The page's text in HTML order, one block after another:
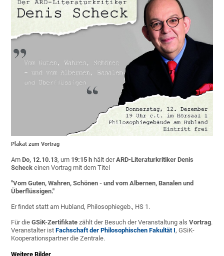
Plakat zum Vortrag
AmDo, 12.10.13, um 19:15 h hält derARD-Literaturkritiker Denis
Scheck einen Vortrag mit dem Titel
"Vom Guten, Wahren, Schönen - und vom Albernen, Banalen und
Überflüssigen."
Er findet statt am Hubland, Philosophiegeb., HS 1.
Für dieGSiK-Zertifikate zählt der Besuch der Veranstaltung als Vortrag.
Veranstalter istFachschaft der Philosophischen Fakultät I, GSiK-
Kooperationspartner die Zentrale.
Weitere Bilder